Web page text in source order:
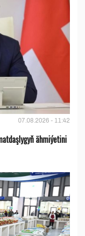
07.08.2026 - 11:42
ähmiýetini